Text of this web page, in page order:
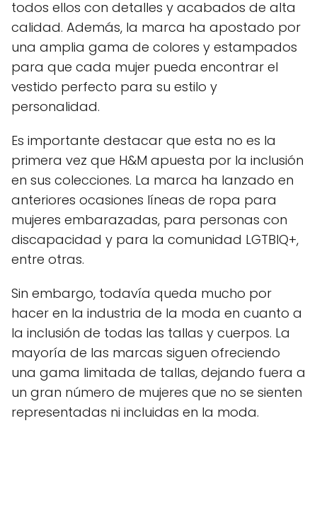
todos ellos con detalles y acabados de alta
calidad. Además, la marca ha apostado por
una amplia gama de colores y estampados
para que cada mujer pueda encontrar el
vestido perfecto para su estilo y
personalidad.
Es importante destacar que esta no es la
primera vez que H&M apuesta por la inclusión
en sus colecciones. La marca ha lanzado en
anteriores ocasiones líneas de ropa para
mujeres embarazadas, para personas con
discapacidad y para la comunidad LGTBIQ+,
entre otras.
Sin embargo, todavía queda mucho por
hacer en la industria de la moda en cuanto a
la inclusión de todas las tallas y cuerpos. La
mayoría de las marcas siguen ofreciendo
una gama limitada de tallas, dejando fuera a
un gran número de mujeres que no se sienten
representadas ni incluidas en la moda.